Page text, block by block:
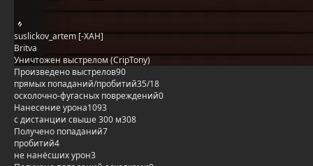
suslickov_artem [-XAH]
Britva
Уничтожен выстрелом (CripTony)
Произведено выстрелов90
прямых попаданий/пробитий35/18
осколочно-фугасных повреждений0
Нанесение урона1093
с дистанции свыше 300 м308
Получено попаданий7
пробитий4
не нанёсших урон3